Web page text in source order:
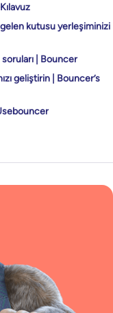
gelen kutusu yerleşiminizi
| Bouncer
geliştirin | Bouncer’s